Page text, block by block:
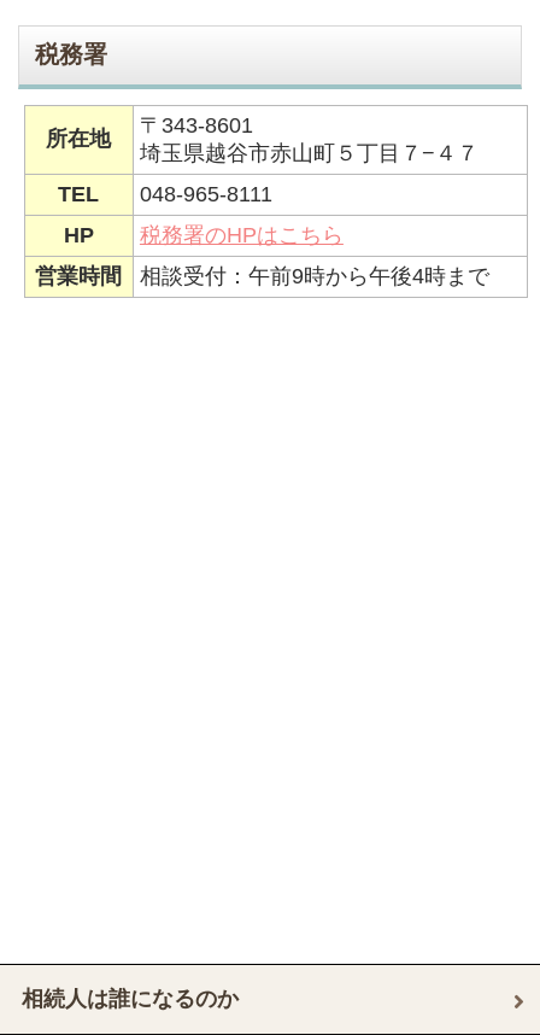
税務署
所在地
〒343-8601
埼玉県越谷市赤山町５丁目７−４７
TEL
048-965-8111
HP
税務署のHPはこちら
営業時間
相談受付：午前9時から午後4時まで
相続人は誰になるのか